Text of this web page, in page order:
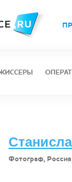
Фотограф,